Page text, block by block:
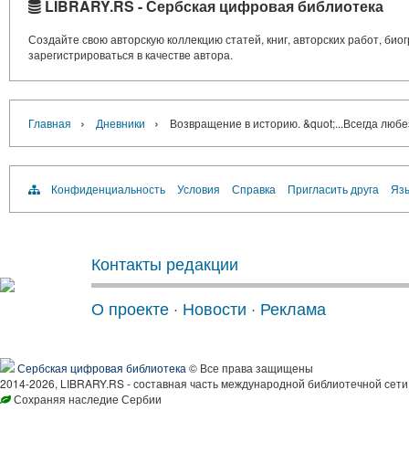
LIBRARY.RS - Сербская цифровая библиотека
Создайте свою авторскую коллекцию статей, книг, авторских работ,
зарегистрироваться в качестве автора.
Главная › Дневники › Возвращение в историю. &quot;...Всегда
Конфиденциальность Условия Справка Пригласить друга
Контакты редакции
О проекте · Новости · Реклама
Сербская цифровая библиотека © Все права защищены
2014-2026, LIBRARY.RS - составная часть международной библиотечной
Сохраняя наследие Сербии